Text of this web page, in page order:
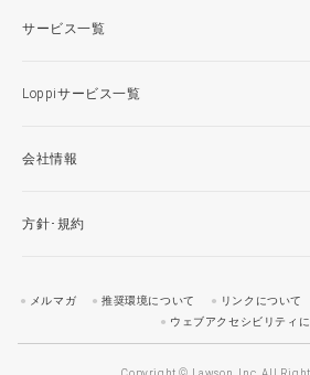
サービス一覧
Loppiサービス一覧
会社情報
方針･規約
メルマガ 推奨環境について リンクについて
ウェブアクセシビリティ